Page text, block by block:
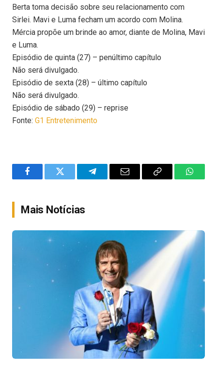
Berta toma decisão sobre seu relacionamento com
Sirlei. Mavi e Luma fecham um acordo com Molina.
Mércia propõe um brinde ao amor, diante de Molina, Mavi
e Luma.
Episódio de quinta (27) – penúltimo capítulo
Não será divulgado.
Episódio de sexta (28) – último capítulo
Não será divulgado.
Episódio de sábado (29) – reprise
Fonte: G1 Entretenimento
FacebookTwitter TelegramEmail
Copy
Mais Notícias